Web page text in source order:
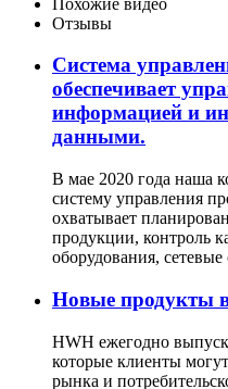
Отзывы
Система
обеспечивает
информацией и
данными.
В мае 2020 года наша
систему управления
охватывает
продукции, контроль
оборудования,
Новые продукты
HWH ежегодно
которые клиенты
рынка и